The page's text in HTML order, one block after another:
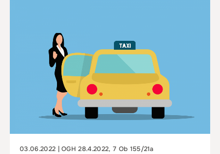
03.06.2022 | OGH 28.4.2022, 7 Ob 155/21a